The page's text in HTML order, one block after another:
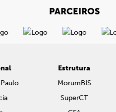
PARCEIROS
Estrutura
MorumBIS
SuperCT